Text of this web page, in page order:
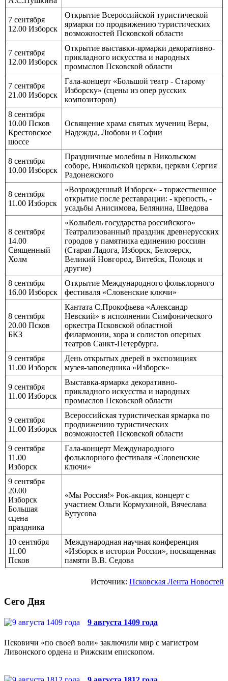
7 сентября
12.00 Изборск
Открытие Всероссийской туристической
ярмарки по продвижению туристических
возможностей Псковской области
7 сентября
12.00 Изборск
Открытие выставки-ярмарки декоративно-
прикладного искусства и народных
промыслов Псковской области
7 сентября
21.00 Изборск
Гала-концерт «Большой театр - Старому
Изборску» (сцены из опер русских
композиторов)
8 сентября
10.00 Псков
Крестовское
шоссе
Освящение храма святых мучениц Веры,
Надежды, Любови и Софии
8 сентября
10.00 Изборск
Праздничные молебны в Никольском
соборе, Никольской церкви, церкви Сергия
Радонежского
8 сентября
11.00 Изборск
«Возрожденный Изборск» - торжественное
открытие после реставрации: - крепость, -
усадьбы Анисимова, Белянина, Шведова
8 сентября
14.00
Священный
Холм
«Колыбель государства российского»
Театрализованный праздник древнерусских
городов у памятника единению россиян
(Старая Ладога, Изборск, Белозерск,
Великий Новгород, Витебск, Полоцк и
другие)
8 сентября
16.00 Изборск
Открытие Международного фольклорного
фестиваля «Словенские ключи»
8 сентября
20.00 Псков
БКЗ
Кантата С.Прокофьева «Александр
Невский» в исполнении Симфонического
оркестра Псковской областной
филармонии, хора и солистов оперных
театров Санкт-Петербурга.
9 сентября
11.00 Изборск
День открытых дверей в экспозициях
музея-заповедника «Изборск»
9 сентября
11.00 Изборск
Выставка-ярмарка декоративно-
прикладного искусства и народных
промыслов Псковской области
9 сентября
11.00 Изборск
Всероссийская туристическая ярмарка по
продвижению туристических
возможностей Псковской области
9 сентября
11.00
Изборск
Гала-концерт Международного
фольклорного фестиваля «Словенские
ключи»
9 сентября
20.00
Изборск
Большая
сцена
праздника
«Мы Россия!» Рок-акция, концерт с
участием Ольги Кормухиной, Вячеслава
Бутусова
10 сентября
11.00
Псков
Международная научная конференция
«Изборск в истории России», посвященная
памяти В.В. Седова
Источник: Псковская Лента Новостей
Сего Дня
9 августа 1409 года
Псковичи «по своей воли» заключили мир с магистром
Ливонского ордена и Рижским епископом.